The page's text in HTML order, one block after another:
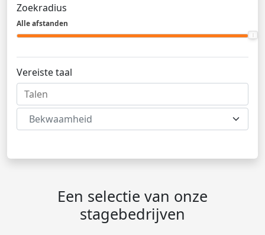
Zoekradius
Alle afstanden
Vereiste taal
Bekwaamheid
Een selectie van onze
stagebedrijven